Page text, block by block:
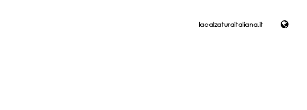
lacalzaturaitaliana.it